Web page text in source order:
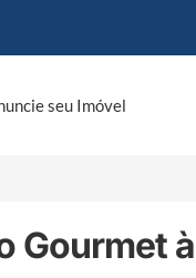
seu Imóvel
Gourmet